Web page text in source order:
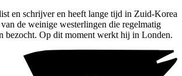
en schrijver en heeft lange tijd in Zuid-Korea
de weinige westerlingen die regelmatig
bezocht. Op dit moment werkt hij in Londen.